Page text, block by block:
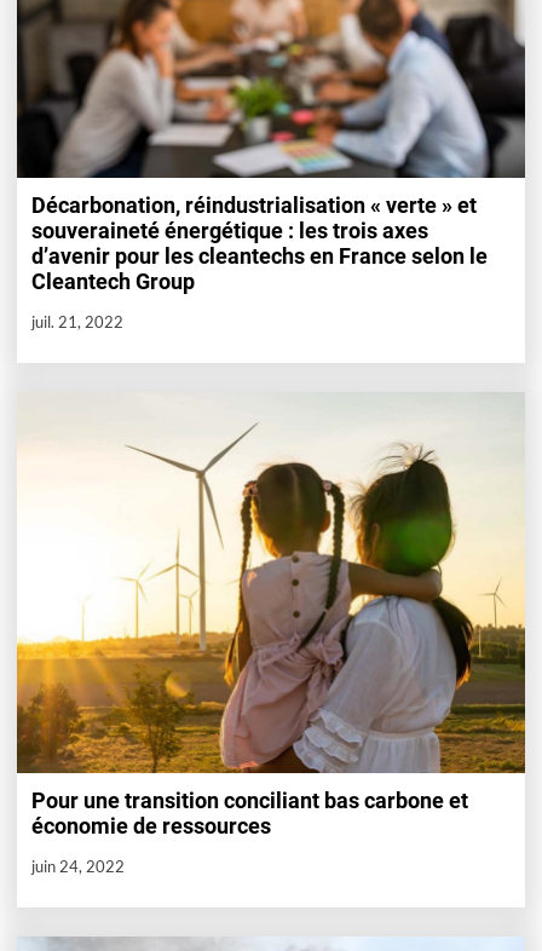
Décarbonation, réindustrialisation « verte » et
souveraineté énergétique : les trois axes
d’avenir pour les cleantechs en France selon le
Cleantech Group
juil. 21, 2022
Pour une transition conciliant bas carbone et
économie de ressources
juin 24, 2022